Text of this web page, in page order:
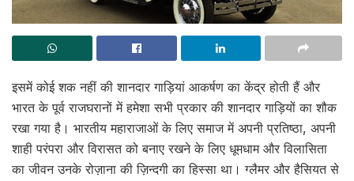
इसमें कोई शक नहीं की शानदार गाड़ियां आकर्षण का केंद्र होती हैं और
भारत के पूर्व राजघरानों में हमेशा सभी प्रकार की शानदार गाड़ियों का शौक
रखा गया है। भारतीय महाराजाओं के लिए समाज में अपनी प्रतिष्ठा, अपनी
शाही परंपरा और विरासत को बनाए रखने के लिए धूमधाम और विलासिता
का जीवन उनके रोज़ाना की ज़िन्दगी का हिस्सा था। ग्लैमर और हैसियत से